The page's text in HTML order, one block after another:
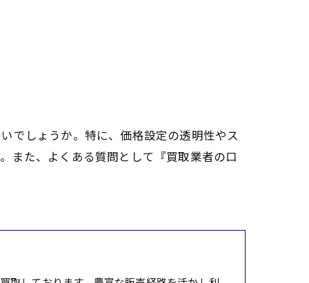
でしょうか。特に、価格設定の透明性やス
また、よくある質問として『買取業者の口